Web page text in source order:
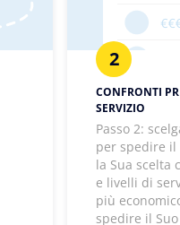
2
CONFRONTI
SERVIZIO
Passo 2:
per spedire il
la Sua scelta
e livelli di
più
spedire il Suo